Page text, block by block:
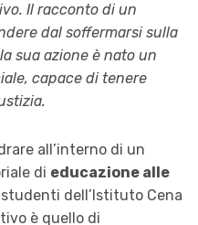
Il racconto di un
dal soffermarsi sulla
sua azione è nato un
capace di tenere
all’interno di un
di educazione alle
dell’Istituto Cena
è quello di